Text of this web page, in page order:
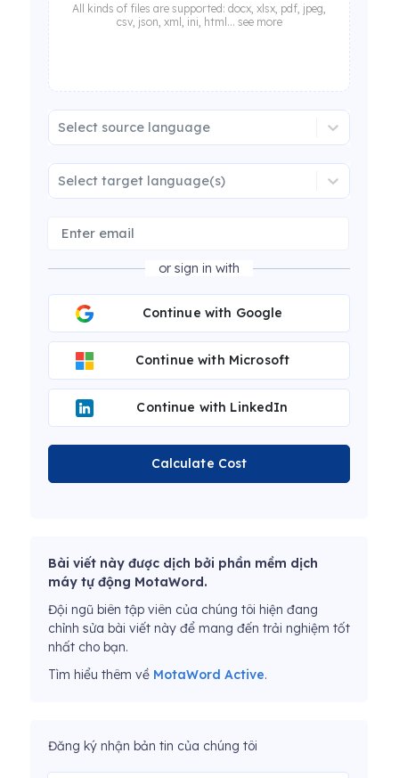
All kinds of files are supported: docx, xlsx, pdf, jpeg,
csv, json, xml, ini, html... see more
Select source language
Select target language(s)
or sign in with
Continue with Google
Continue with Microsoft
Continue with LinkedIn
Calculate Cost
Bài viết này được dịch bởi phần mềm dịch
máy tự động MotaWord.
Đội ngũ biên tập viên của chúng tôi hiện đang
chỉnh sửa bài viết này để mang đến trải nghiệm tốt
nhất cho bạn.
Tìm hiểu thêm về MotaWord Active.
Đăng ký nhận bản tin của chúng tôi